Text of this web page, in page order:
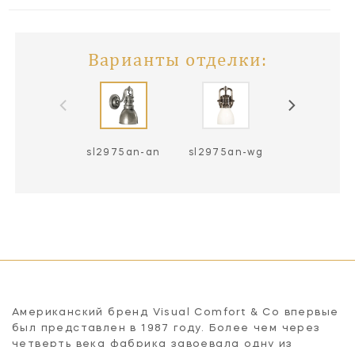
Варианты отделки:
sl2975an-an sl2975an-wg
Американский бренд Visual Comfort & Co впервые
был представлен в 1987 году. Более чем через
четверть века фабрика завоевала одну из